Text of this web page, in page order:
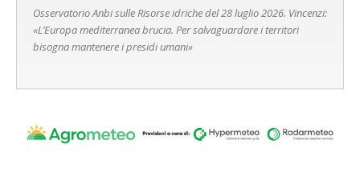
Osservatorio Anbi sulle Risorse idriche del 28 luglio 2026. Vincenzi:
«L’Europa mediterranea brucia. Per salvaguardare i territori
bisogna mantenere i presidi umani»